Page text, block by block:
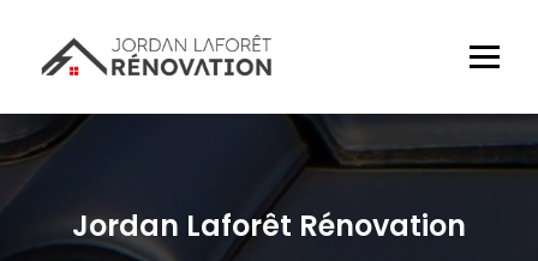
Jordan Laforêt Rénovation